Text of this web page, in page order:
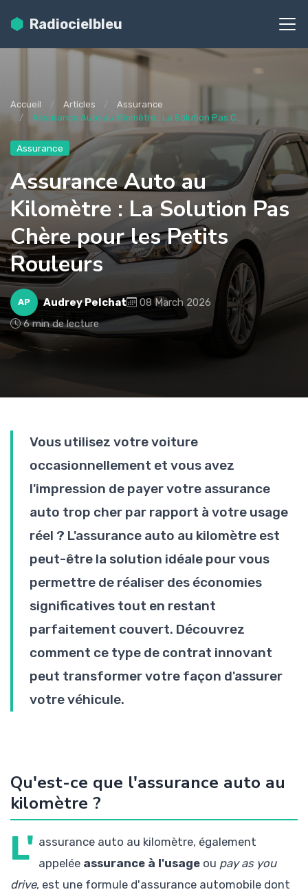
Radiocielbleu
Accueil Articles
Assurance
Assurance Auto au Kilomètre : La Solution Pas C...
Assurance
Assurance Auto au
Kilomètre : La Solution Pas
Chère pour les Petits
Rouleurs
AP Audrey Pelchat
08 March 2026
6 min de lecture
Vous utilisez votre voiture
occasionnellement et vous avez
l'impression de payer votre assurance
auto trop cher par rapport à votre usage
réel ? L'assurance auto au kilomètre est
peut-être la solution idéale pour vous
permettre de réaliser des économies
significatives tout en restant
parfaitement couvert. Découvrez
comment ce type de contrat innovant
peut transformer votre façon d'assurer
votre véhicule.
Qu'est-ce que l'assurance auto au
kilomètre ?
L' assurance auto au kilomètre, également
appelée assurance à l'usage ou pay as you
drive, est une formule d'assurance automobile dont